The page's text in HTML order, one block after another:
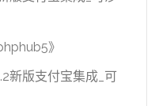
》
新版支付宝集成_可